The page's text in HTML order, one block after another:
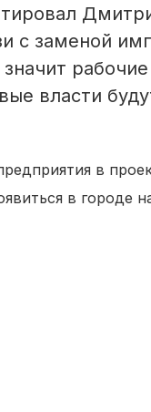
с заменой
власти
в
в городе